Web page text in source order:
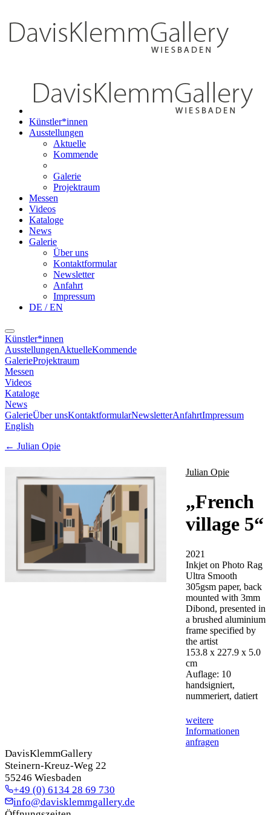
Künstler*innen
Ausstellungen
Aktuelle
Kommende
Galerie
Projektraum
Messen
Videos
Kataloge
News
Galerie
Über uns
Kontaktformular
Newsletter
Anfahrt
Impressum
DE / EN
Künstler*innen
AusstellungenAktuelleKommende
GalerieProjektraum
Messen
Videos
Kataloge
News
GalerieÜber unsKontaktformularNewsletterAnfahrtImpressum
English
← Julian Opie
Julian Opie
„French
village 5“
2021
Inkjet on Photo Rag
Ultra Smooth
305gsm paper, back
mounted with 3mm
Dibond, presented in
a brushed aluminium
frame specified by
the artist
153.8 x 227.9 x 5.0
cm
Auflage: 10
handsigniert,
nummeriert, datiert
weitere
Informationen
anfragen
DavisKlemmGallery
Steinern-Kreuz-Weg 22
55246 Wiesbaden
+49 (0) 6134 28 69 730
info@davisklemmgallery.de